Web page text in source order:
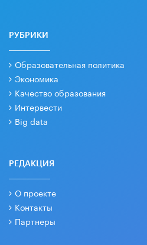
РУБРИКИ
Образовательная политика
Экономика
Качество образования
Интервести
Big data
РЕДАКЦИЯ
О проекте
Контакты
Партнеры